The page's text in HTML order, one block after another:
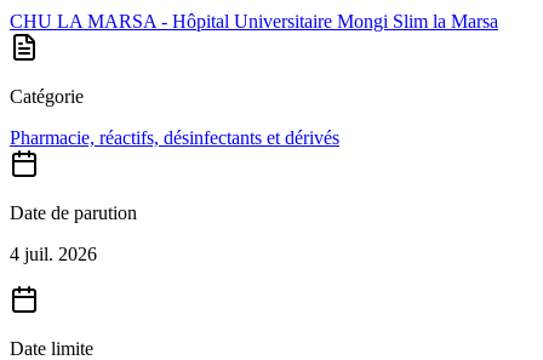
CHU LA MARSA - Hôpital Universitaire Mongi Slim la Marsa
Catégorie
Pharmacie, réactifs, désinfectants et dérivés
Date de parution
4 juil. 2026
Date limite